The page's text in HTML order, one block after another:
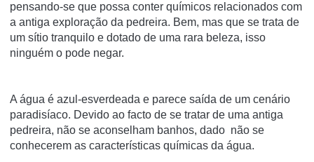
pensando-se que possa conter químicos relacionados com
a antiga exploração da pedreira. Bem, mas que se trata de
um sítio tranquilo e dotado de uma rara beleza, isso
ninguém o pode negar.
A água é azul-esverdeada e parece saída de um cenário
paradisíaco. Devido ao facto de se tratar de uma antiga
pedreira, não se aconselham banhos, dado não se
conhecerem as características químicas da água.